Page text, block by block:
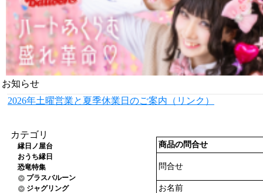
お知らせ
2026年土曜営業と夏季休業日のご案内（リンク）
カテゴリ
縁日ノ屋台
おうち縁日
恐竜特集
プラスバルーン
ジャグリング
商品の問合せ
問合せ
お名前